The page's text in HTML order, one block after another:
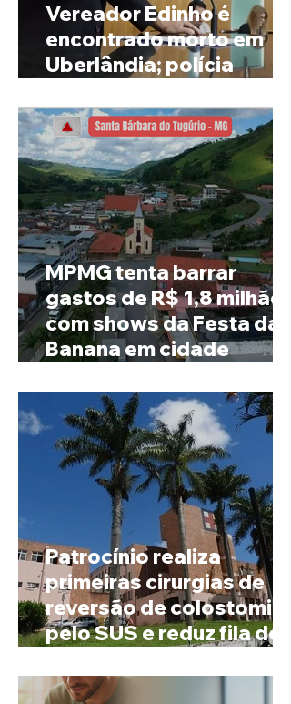
Vereador Edinho é
encontrado morto em
Uberlândia; polícia
MPMG tenta barrar
gastos de R$ 1,8 milhão
com shows da Festa da
Banana em cidade
4 mil habitantes
Patrocínio realiza
primeiras cirurgias de
reversão de colostomia
pelo SUS e reduz fila de